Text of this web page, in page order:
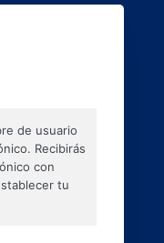
de usuario
Recibirás
con
tu